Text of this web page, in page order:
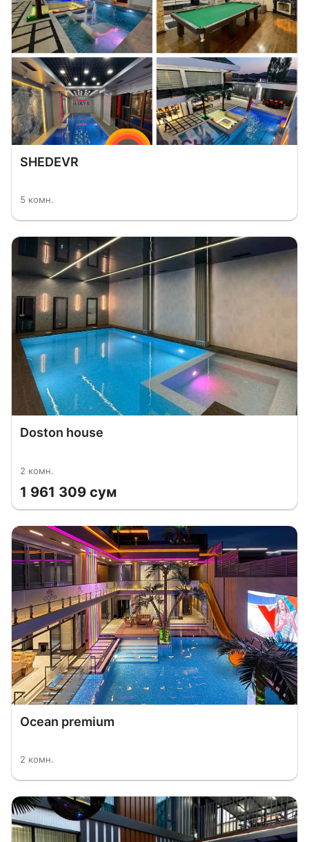
SHEDEVR
5 комн.
Doston house
2 комн.
1 961 309 сум
Ocean premium
2 комн.